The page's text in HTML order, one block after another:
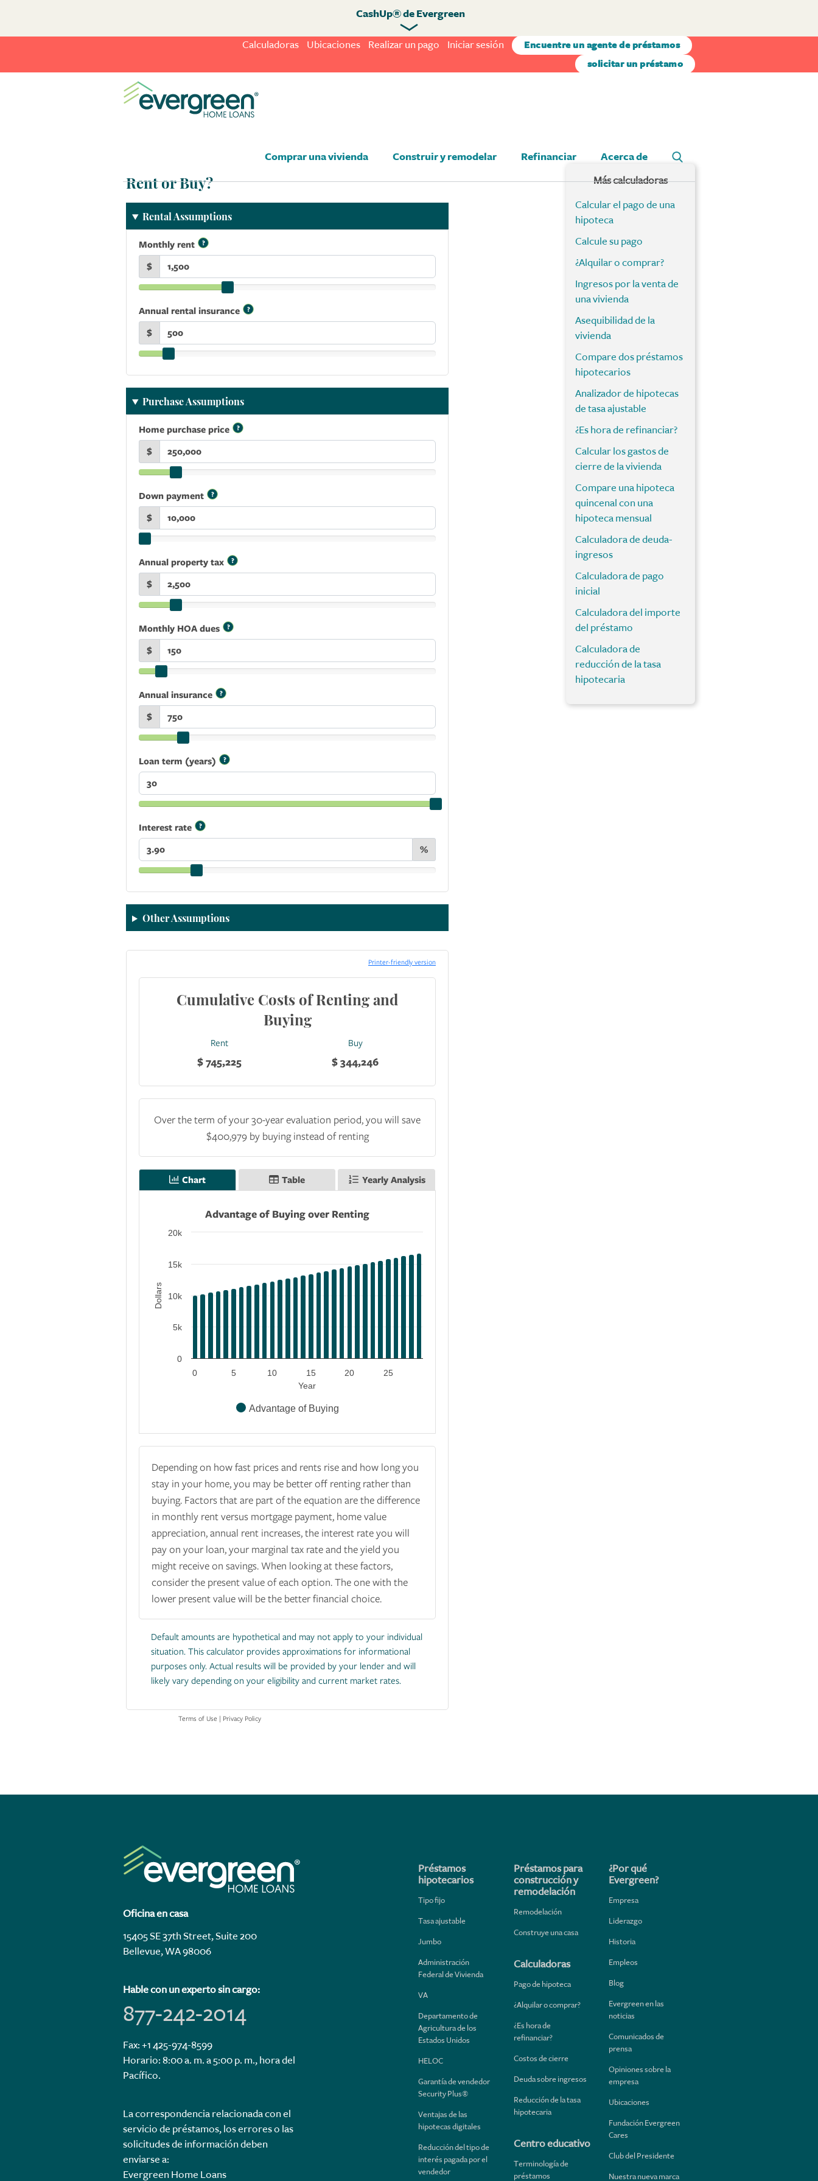
Calculadoras Ubicaciones Realizar un pago Iniciar sesión
Encuentre un agente de préstamos
solicitar un préstamo
CashUp® de Evergreen
Comprar una vivienda Construir y remodelar Refinanciar Acerca de
Más calculadoras
Calcular el pago de una
hipoteca
Calcule su pago
¿Alquilar o comprar?
Ingresos por la venta de
una vivienda
Asequibilidad de la
vivienda
Compare dos préstamos
hipotecarios
Analizador de hipotecas
de tasa ajustable
¿Es hora de refinanciar?
Calcular los gastos de
cierre de la vivienda
Compare una hipoteca
quincenal con una
hipoteca mensual
Calculadora de deuda-
ingresos
Calculadora de pago
inicial
Calculadora del importe
del préstamo
Calculadora de
reducción de la tasa
hipotecaria
Oficina en casa
15405 SE 37th Street, Suite 200
Bellevue, WA 98006
Hable con un experto sin cargo:
877-242-2014
Fax: +1 425-974-8599
Horario: 8:00 a. m. a 5:00 p. m., hora del
Pacífico.
La correspondencia relacionada con el
servicio de préstamos, los errores o las
solicitudes de información deben
enviarse a:
Evergreen Home Loans
Préstamos
hipotecarios
Tipo fijo
Tasa ajustable
Jumbo
Administración
Federal de Vivienda
VA
Departamento de
Agricultura de los
Estados Unidos
HELOC
Garantía de vendedor
Security Plus®
Ventajas de las
hipotecas digitales
Reducción del tipo de
interés pagada por el
vendedor
Préstamos para
construcción y
remodelación
Remodelación
Construye una casa
Calculadoras
Pago de hipoteca
¿Alquilar o comprar?
¿Es hora de
refinanciar?
Costos de cierre
Deuda sobre ingresos
Reducción de la tasa
hipotecaria
Centro educativo
Terminología de
préstamos
¿Por qué
Evergreen?
Empresa
Liderazgo
Historia
Empleos
Blog
Evergreen en las
noticias
Comunicados de
prensa
Opiniones sobre la
empresa
Ubicaciones
Fundación Evergreen
Cares
Club del Presidente
Nuestra nueva marca